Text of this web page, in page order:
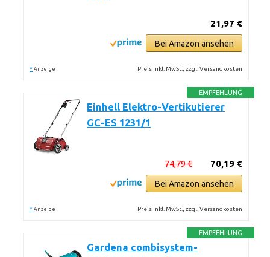
21,97 €
Bei Amazon ansehen
* Anzeige Preis inkl. MwSt., zzgl. Versandkosten
EMPFEHLUNG
Einhell Elektro-Vertikutierer
GC-ES 1231/1
70,19 €
74,79 €
Bei Amazon ansehen
* Anzeige Preis inkl. MwSt., zzgl. Versandkosten
EMPFEHLUNG
Gardena combisystem-